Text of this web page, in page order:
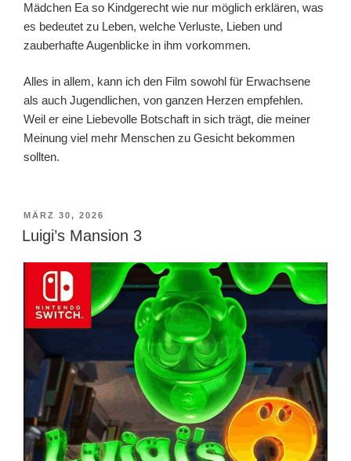
Mädchen Ea so Kindgerecht wie nur möglich erklären, was
es bedeutet zu Leben, welche Verluste, Lieben und
zauberhafte Augenblicke in ihm vorkommen.
Alles in allem, kann ich den Film sowohl für Erwachsene
als auch Jugendlichen, von ganzen Herzen empfehlen.
Weil er eine Liebevolle Botschaft in sich trägt, die meiner
Meinung viel mehr Menschen zu Gesicht bekommen
sollten.
VERÖFFENTLICHT
AM
MÄRZ 30, 2026
Luigi’s Mansion 3